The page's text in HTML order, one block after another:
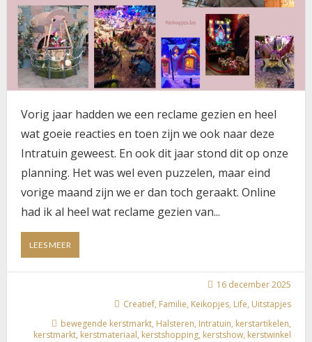
Vorig jaar hadden we een reclame gezien en heel
wat goeie reacties en toen zijn we ook naar deze
Intratuin geweest. En ook dit jaar stond dit op onze
planning. Het was wel even puzzelen, maar eind
vorige maand zijn we er dan toch geraakt. Online
had ik al heel wat reclame gezien van...
LEES MEERABOUT
EEN
DAGJE
HALSTEREN
16 december 2025
Creatief, Familie, Keikopjes, Life, Uitstapjes
bewegende kerstmarkt, Halsteren, Intratuin, kerstartikelen,
kerstmarkt, kerstmateriaal, kerstshopping, kerstshow, kerstwinkel